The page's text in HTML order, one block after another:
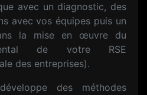
avec un diagnostic, des
avec vos équipes puis un
la mise en œuvre du
de votre RSE
des entreprises).
des méthodes